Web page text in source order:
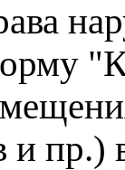
и пр.)